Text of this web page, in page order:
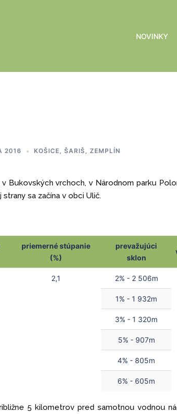
NOVINKY
2016 KOŠICE, ŠARIŠ, ZEMPLÍN
v Bukovských vrchoch, v Národnom parku
sa začína v obci Ulič.
priemerné stúpanie
(%)
prevažujúci
sklon
2,1 2% - 2 506m
1% - 1 932m
3% - 1 320m
5% - 907m
4% - 805m
6% - 605m
5 kilometrov pred samotnou vodnou